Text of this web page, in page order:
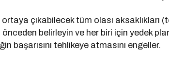
ortaya çıkabilecek tüm olası aksaklıkları
önceden belirleyin ve her biri için yedek
başarısını tehlikeye atmasını engeller.